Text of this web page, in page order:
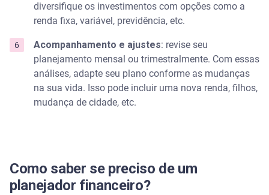
diversifique os investimentos com opções como a
renda fixa, variável, previdência, etc.
Acompanhamento e ajustes: revise seu
planejamento mensal ou trimestralmente. Com essas
análises, adapte seu plano conforme as mudanças
na sua vida. Isso pode incluir uma nova renda, filhos,
mudança de cidade, etc.
Como saber se preciso de um
planejador financeiro?